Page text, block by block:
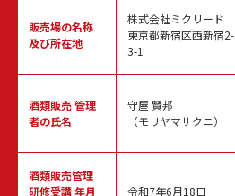
販売場の名称
及び所在地
酒類販売管理
者の氏名
酒類販売管理
研修受講 年月
株式会社ミクリード
東京都新宿区西新宿2-
3-1
守屋 賢邦
（モリヤマサクニ）
令和7年6月18日